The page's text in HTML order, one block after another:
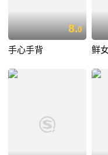
8.0
手心手背 鲜